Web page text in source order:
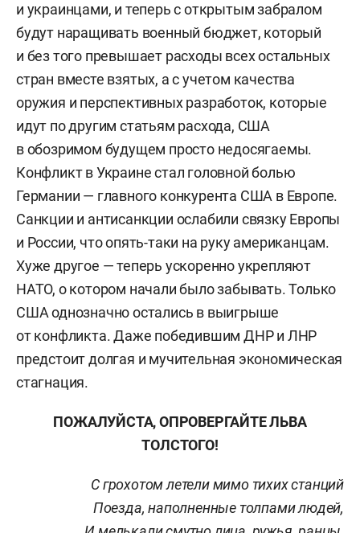
и украинцами, и теперь с открытым забралом
будут наращивать военный бюджет, который
и без того превышает расходы всех остальных
стран вместе взятых, а с учетом качества
оружия и перспективных разработок, которые
идут по другим статьям расхода, США
в обозримом будущем просто недосягаемы.
Конфликт в Украине стал головной болью
Германии — главного конкурента США в Европе.
Санкции и антисанкции ослабили связку Европы
и России, что опять-таки на руку американцам.
Хуже другое — теперь ускоренно укрепляют
НАТО, о котором начали было забывать. Только
США однозначно остались в выигрыше
от конфликта. Даже победившим ДНР и ЛНР
предстоит долгая и мучительная экономическая
стагнация.
ПОЖАЛУЙСТА, ОПРОВЕРГАЙТЕ ЛЬВА
ТОЛСТОГО!
С грохотом летели мимо тихих станций
Поезда, наполненные толпами людей,